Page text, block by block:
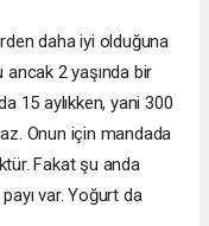
daha iyi olduğuna
ancak 2 yaşında bir
15 aylıkken, yani 300
Onun için mandada
Fakat şu anda
var. Yoğurt da